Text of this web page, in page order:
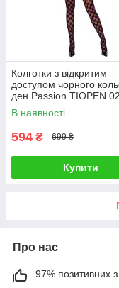
Колготки з відкритим
доступом чорного
ден Passion TIOPEN
розмір 5 Talla
В наявності
594 ₴ 699 ₴
Купити
Про нас
97% позитивних з